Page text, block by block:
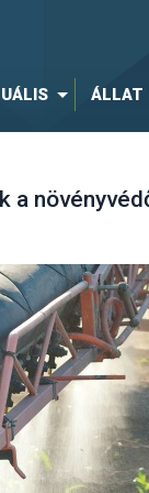
ÁLLAT
a